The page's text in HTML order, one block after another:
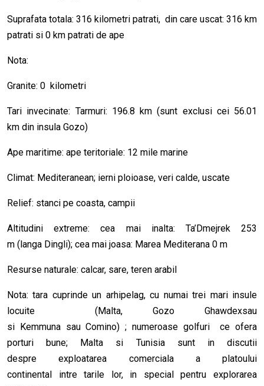
Suprafata totala: 316 kilometri patrati, din care uscat: 316 km
patrati si 0 km patrati de ape
Nota:
Granite: 0 kilometri
Tari invecinate: Tarmuri: 196.8 km (sunt exclusi cei 56.01
km din insula Gozo)
Ape maritime: ape teritoriale: 12 mile marine
Climat: Mediteranean; ierni ploioase, veri calde, uscate
Relief: stanci pe coasta, campii
Altitudini extreme: cea mai inalta: Ta’Dmejrek 253
m (langa Dingli); cea mai joasa: Marea Mediterana 0 m
Resurse naturale: calcar, sare, teren arabil
Nota: tara cuprinde un arhipelag, cu numai trei mari insule
locuite (Malta, Gozo Ghawdexsau
si Kemmuna sau Comino) ; numeroase golfuri ce ofera
porturi bune; Malta si Tunisia sunt in discutii
despre exploatarea comerciala a platoului
continental intre tarile lor, in special pentru explorarea